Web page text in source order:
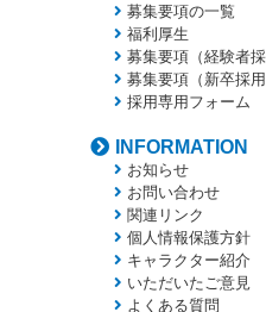
募集要項の一覧
福利厚生
募集要項（経験者採
募集要項（新卒採用
採用専用フォーム
INFORMATION
お知らせ
お問い合わせ
関連リンク
個人情報保護方針
キャラクター紹介
いただいたご意見
よくある質問